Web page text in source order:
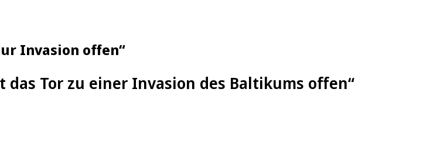
Invasion offen“
das Tor zu einer Invasion des Baltikums offen“